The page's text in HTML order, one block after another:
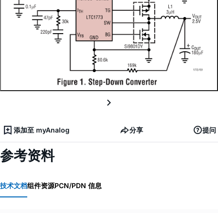
添加至 myAnalog 分享 提问
参考资料
技术文档组件资源PCN/PDN 信息